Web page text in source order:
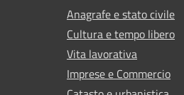
Anagrafe e stato civile
Cultura e tempo libero
Vita lavorativa
Imprese e Commercio